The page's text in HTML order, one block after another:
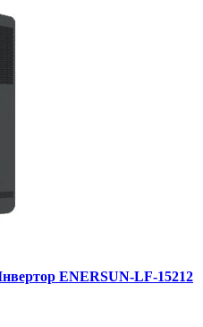
ENERSUN-LF-15212